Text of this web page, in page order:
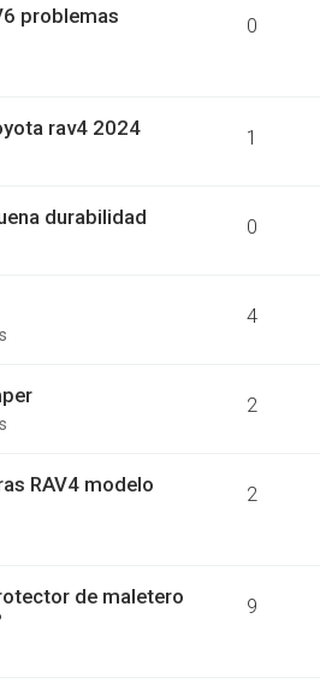
problemas
0
rav4 2024 1
durabilidad 0
4
2
RAV4 modelo
2
de maletero
9